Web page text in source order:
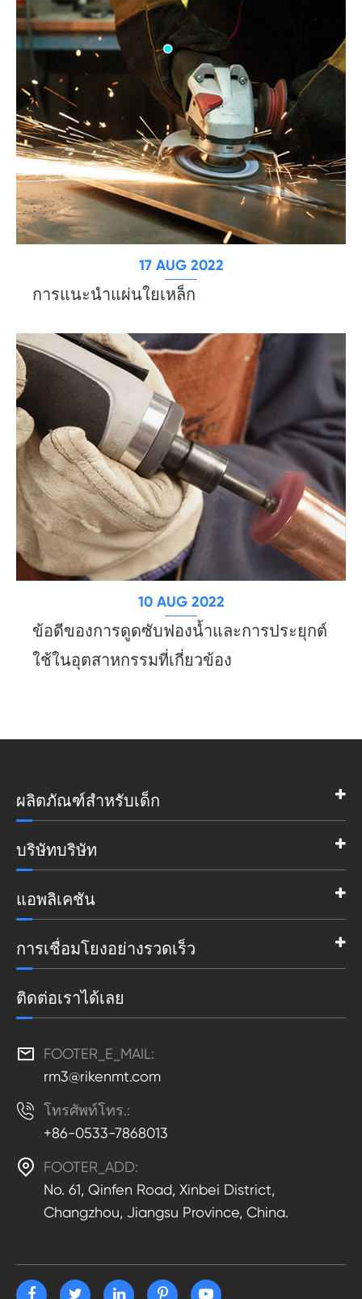
17 AUG 2022
การแนะนำแผ่นใยเหล็ก
10 AUG 2022
ข้อดีของการดูดซับฟองน้ำและการประยุกต์
ใช้ในอุตสาหกรรมที่เกี่ยวข้อง
ผลิตภัณฑ์สำหรับเด็ก
บริษัทบริษัท
แอพลิเคชัน
การเชื่อมโยงอย่างรวดเร็ว
ติดต่อเราได้เลย

FOOTER_E_MAIL:
rm3@rikenmt.com
 โทรศัพท์โทร.:
+86-0533-7868013

FOOTER_ADD:
No. 61, Qinfen Road, Xinbei District,
Changzhou, Jiangsu Province, China.